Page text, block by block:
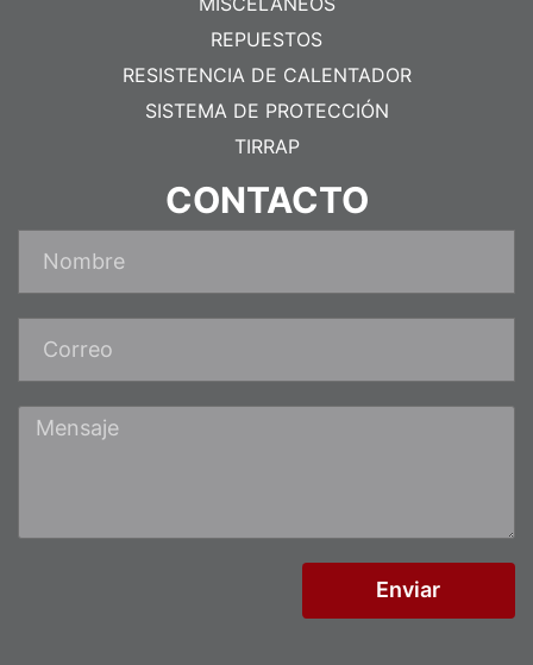
REPUESTOS
RESISTENCIA DE CALENTADOR
SISTEMA DE PROTECCIÓN
TIRRAP
CONTACTO
Enviar